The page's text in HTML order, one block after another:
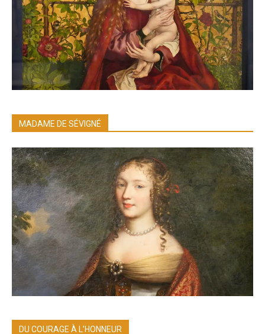
MADAME DE SÉVIGNÉ
DU COURAGE À L’HONNEUR